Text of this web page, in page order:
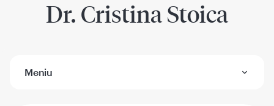
Dr. Cristina Stoica
Meniu